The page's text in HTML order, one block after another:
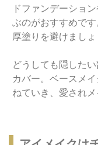
ドファンデーショ
ぶのがおすすめです
厚塗りを避けましょ
どうしても隠した
カバー。ベースメ
ねていき、愛されメ